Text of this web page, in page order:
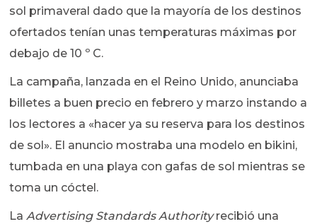
sol primaveral dado que la mayoría de los destinos
ofertados tenían unas temperaturas máximas por
debajo de 10 º C.
La campaña, lanzada en el Reino Unido, anunciaba
billetes a buen precio en febrero y marzo instando a
los lectores a «hacer ya su reserva para los destinos
de sol». El anuncio mostraba una modelo en bikini,
tumbada en una playa con gafas de sol mientras se
toma un cóctel.
La Advertising Standards Authorityrecibió una